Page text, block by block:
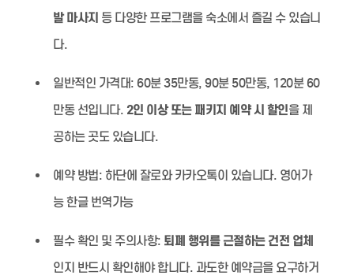
발 마사지 등 다양한 프로그램을 숙소에서 즐길 수 있습니
다.
일반적인 가격대: 60분 35만동, 90분 50만동, 120분 60
만동 선입니다. 2인 이상 또는 패키지 예약 시 할인을 제
공하는 곳도 있습니다.
예약 방법: 하단에 잘로와 카카오톡이 있습니다. 영어가
능 한글 번역가능
필수 확인 및 주의사항: 퇴폐 행위를 근절하는 건전 업체
인지 반드시 확인해야 합니다. 과도한 예약금을 요구하거